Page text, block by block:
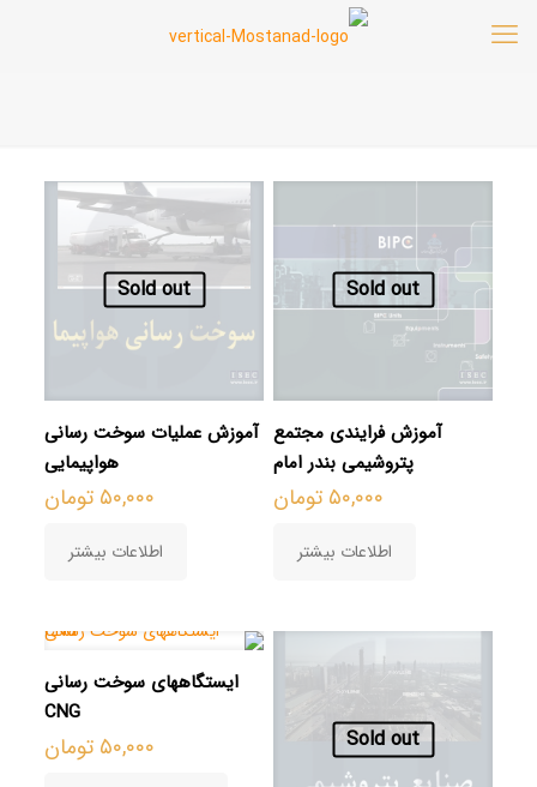
Sold out
آموزش فرایندی مجتمع
پتروشیمی بندر امام
۵۰,۰۰۰ تومان
اطلاعات بیشتر
Sold out
آموزش عملیات سوخت‌ رسانی
هواپیمایی
۵۰,۰۰۰ تومان
اطلاعات بیشتر
Sold out
ایستگاههای سوخت رسانی
CNG
۵۰,۰۰۰ تومان